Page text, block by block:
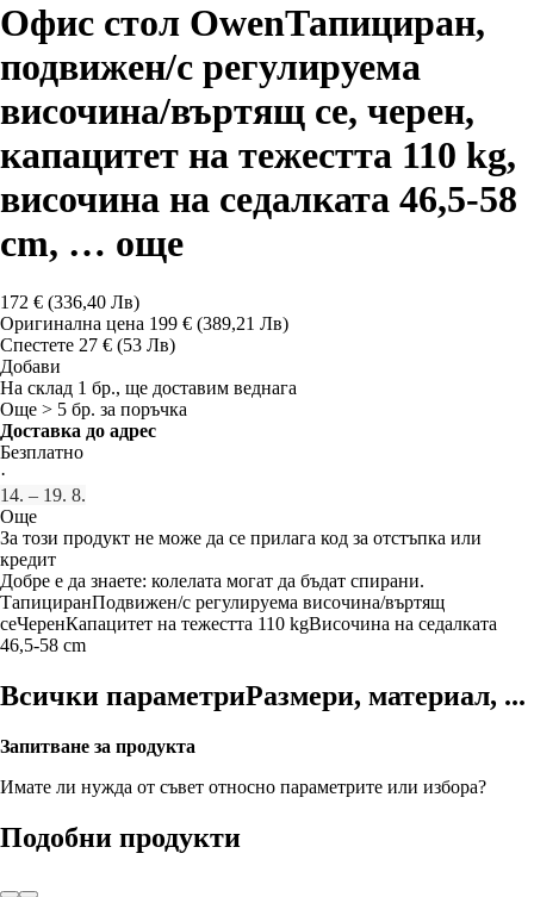
Офис стол OwenТапициран,
подвижен/с регулируема
височина/въртящ се, черен,
капацитет на тежестта 110 kg,
височина на седалката 46,5-58
cm, … още
172 € (336,40 Лв)
Оригинална цена 199 € (389,21 Лв)
Спестете 27 € (53 Лв)
Добави
На склад 1 бр., ще доставим веднага
Още > 5 бр. за поръчка
Доставка до адрес
Безплатно
·
14. – 19. 8.
Още
За този продукт не може да се прилага код за отстъпка или
кредит
Добре е да знаете: колелата могат да бъдат спирани.
ТапициранПодвижен/с регулируема височина/въртящ
сеЧеренКапацитет на тежестта 110 kgВисочина на седалката
46,5-58 cm
Всички параметриРазмери, материал, ...
Запитване за продукта
Имате ли нужда от съвет относно параметрите или избора?
Подобни продукти